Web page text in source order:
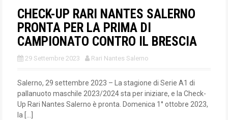
CHECK-UP RARI NANTES SALERNO
PRONTA PER LA PRIMA DI
CAMPIONATO CONTRO IL BRESCIA
29 Settembre 2023 Rari Nantes Salerno
Salerno, 29 settembre 2023 – La stagione di Serie A1 di
pallanuoto maschile 2023/2024 sta per iniziare, e la Check-
Up Rari Nantes Salerno è pronta. Domenica 1° ottobre 2023,
la […]